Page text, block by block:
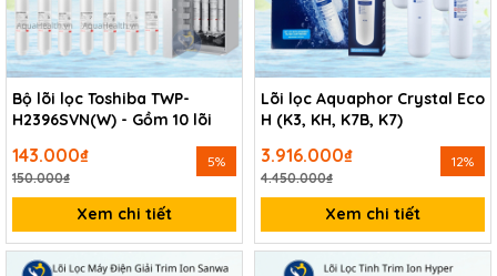
Bộ lõi lọc Toshiba TWP-
H2396SVN(W) - Gồm 10 lõi
143.000₫
150.000₫
5%
Xem chi tiết
Lõi lọc Aquaphor Crystal Eco
H (K3, KH, K7B, K7)
3.916.000₫
4.450.000₫
12%
Xem chi tiết